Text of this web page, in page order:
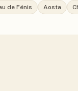
de Fénis Aosta